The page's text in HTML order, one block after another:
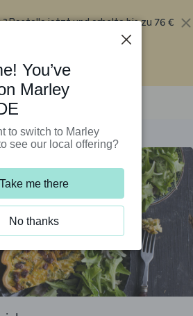
Bestelle jetzt und erhalte bis zu 76 €
deine ersten fünf Boxen
You’ve
Marley
to switch to Marley
see our local offering?
Take me there
No thanks